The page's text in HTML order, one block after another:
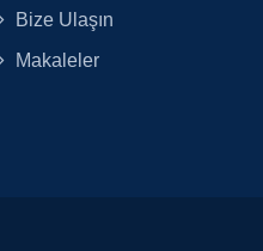
Bize Ulaşın
Makaleler